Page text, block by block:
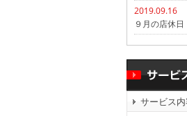
2019.09.16
９月の店休
サービス